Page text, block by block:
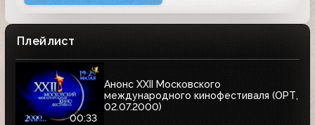
Плейлист
00:33
Анонс XXII Московского
международного кинофестиваля (ОРТ,
02.07.2000)